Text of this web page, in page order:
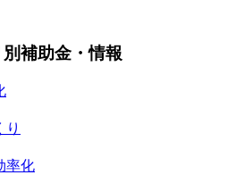
補助金・情報
り
率化